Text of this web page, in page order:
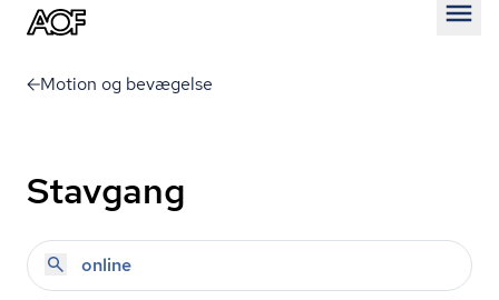
Motion og bevægelse
Stavgang